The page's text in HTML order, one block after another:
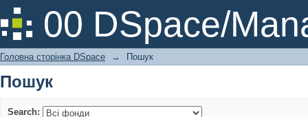
00 DSpace/
Пошук
Головна сторінка DSpace → Пошук
Пошук
Search: